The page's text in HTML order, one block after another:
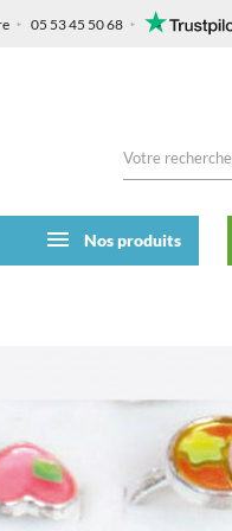
05 53 45 50 68
Nos produits